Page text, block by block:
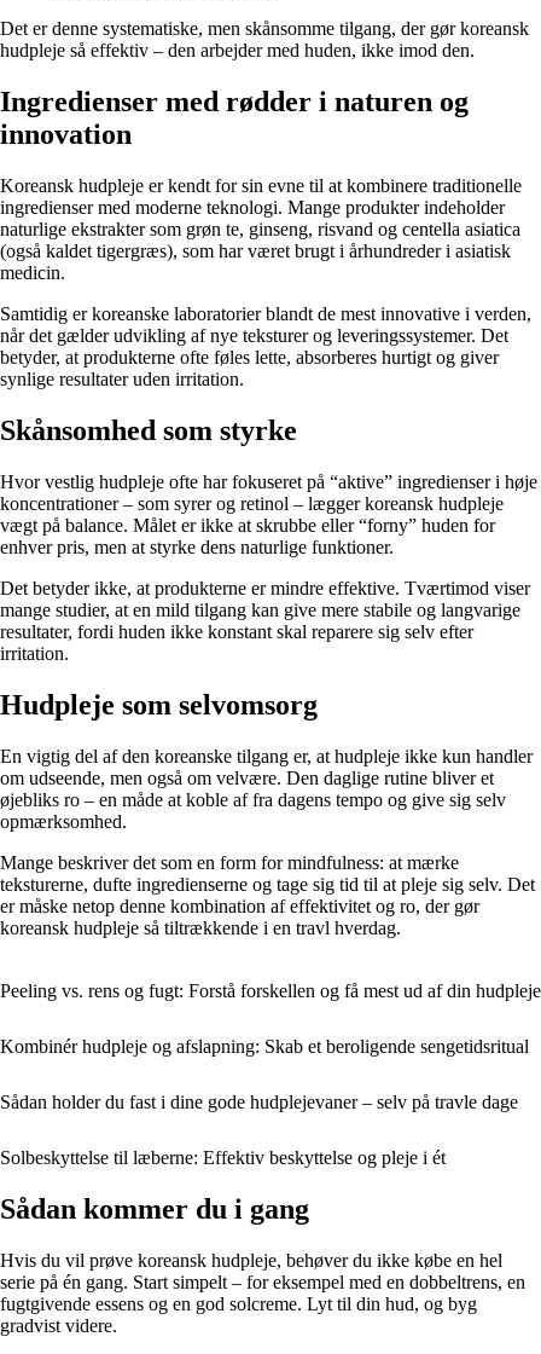
Det er denne systematiske, men skånsomme tilgang, der gør koreansk
hudpleje så effektiv – den arbejder med huden, ikke imod den.
Ingredienser med rødder i naturen og
innovation
Koreansk hudpleje er kendt for sin evne til at kombinere traditionelle
ingredienser med moderne teknologi. Mange produkter indeholder
naturlige ekstrakter som grøn te, ginseng, risvand og centella asiatica
(også kaldet tigergræs), som har været brugt i århundreder i asiatisk
medicin.
Samtidig er koreanske laboratorier blandt de mest innovative i verden,
når det gælder udvikling af nye teksturer og leveringssystemer. Det
betyder, at produkterne ofte føles lette, absorberes hurtigt og giver
synlige resultater uden irritation.
Skånsomhed som styrke
Hvor vestlig hudpleje ofte har fokuseret på “aktive” ingredienser i høje
koncentrationer – som syrer og retinol – lægger koreansk hudpleje
vægt på balance. Målet er ikke at skrubbe eller “forny” huden for
enhver pris, men at styrke dens naturlige funktioner.
Det betyder ikke, at produkterne er mindre effektive. Tværtimod viser
mange studier, at en mild tilgang kan give mere stabile og langvarige
resultater, fordi huden ikke konstant skal reparere sig selv efter
irritation.
Hudpleje som selvomsorg
En vigtig del af den koreanske tilgang er, at hudpleje ikke kun handler
om udseende, men også om velvære. Den daglige rutine bliver et
øjebliks ro – en måde at koble af fra dagens tempo og give sig selv
opmærksomhed.
Mange beskriver det som en form for mindfulness: at mærke
teksturerne, dufte ingredienserne og tage sig tid til at pleje sig selv. Det
er måske netop denne kombination af effektivitet og ro, der gør
koreansk hudpleje så tiltrækkende i en travl hverdag.
Peeling vs. rens og fugt: Forstå forskellen og få mest ud af din hudpleje
Kombinér hudpleje og afslapning: Skab et beroligende sengetidsritual
Sådan holder du fast i dine gode hudplejevaner – selv på travle dage
Solbeskyttelse til læberne: Effektiv beskyttelse og pleje i ét
Sådan kommer du i gang
Hvis du vil prøve koreansk hudpleje, behøver du ikke købe en hel
serie på én gang. Start simpelt – for eksempel med en dobbeltrens, en
fugtgivende essens og en god solcreme. Lyt til din hud, og byg
gradvist videre.